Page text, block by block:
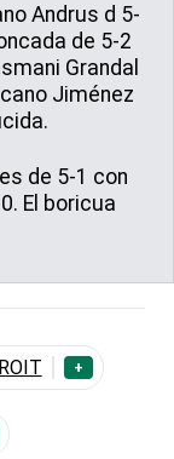
Andrus d 5-
de 5-2
Grandal
Jiménez
de 5-1 con
El boricua
+